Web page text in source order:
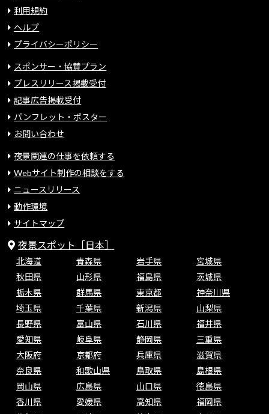
利用規約
ヘルプ
プライバシーポリシー
スポンサー・協賛プラン
プレスリリース掲載受付
記事広告掲載受付
パンフレット・ポスター
お問い合わせ
夜景関連の仕事を依頼する
Webサイト制作の相談をする
ニュースリリース
動作環境
サイトマップ
夜景スポット［日本］
北海道 青森県 岩手県
宮城県
秋田県
山形県 福島県
茨城県
栃木県
群馬県 東京都
神奈川県
埼玉県
千葉県 新潟県
山梨県
長野県
富山県 石川県
福井県
愛知県
岐阜県 静岡県
三重県
大阪府
京都府 兵庫県
滋賀県
奈良県
和歌山県 鳥取県
島根県
岡山県
広島県 山口県
徳島県
香川県
愛媛県 高知県
福岡県